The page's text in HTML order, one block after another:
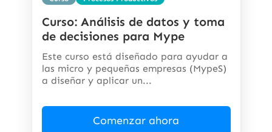
Curso: Análisis de datos y toma
de decisiones para Mype
Este curso está diseñado para ayudar a
las micro y pequeñas empresas (MypeS)
a diseñar y aplicar un...
Comenzar ahora